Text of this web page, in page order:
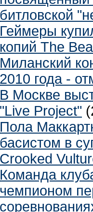
битловской
Геймеры
копий The
Миланский
2010 года -
В Москве
"Live Project"
Пола
басистом в
Crooked
Команда
чемпионом